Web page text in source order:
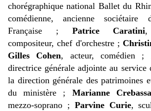
chorégraphique national Ballet du
comédienne, ancienne
Française ; Patrice Caratini,
compositeur, chef d'orchestre ;
Gilles Cohen, acteur, comédien ;
directrice générale adjointe au service
la direction générale des patrimoines
du ministère ; Marianne Crebassa
mezzo-soprano ; Parvine Curie,